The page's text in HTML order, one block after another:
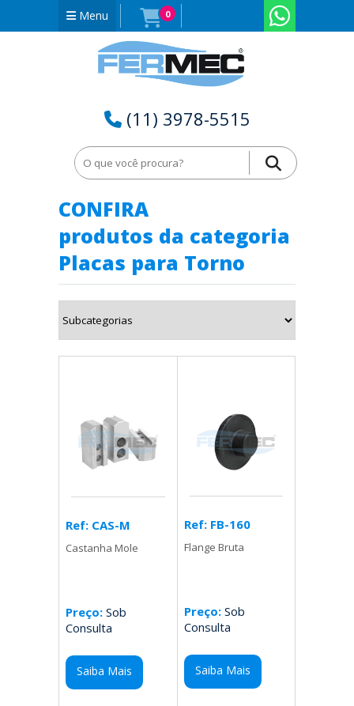
Menu 0
(11) 3978-5515
Home Placas para Torno no Rio Grande do Norte - RN
CONFIRA
produtos da categoria
Placas para Torno
Ref: CAS-M
Castanha Mole
Preço: Sob
Consulta
Saiba Mais
Ref: FB-160
Flange Bruta
Preço:Sob
Consulta
Saiba Mais